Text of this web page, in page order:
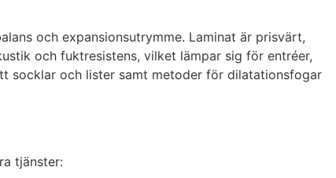
och expansionsutrymme. Laminat är prisvärt,
och fuktresistens, vilket lämpar sig för entréer,
socklar och lister samt metoder för dilatationsfogar
tjänster: